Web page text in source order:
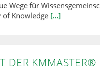
Wege für
of Knowledge [...]
DER